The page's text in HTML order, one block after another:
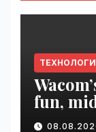
fun,
digital